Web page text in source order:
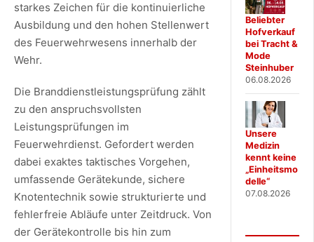
starkes Zeichen für die kontinuierliche
Ausbildung und den hohen Stellenwert
des Feuerwehrwesens innerhalb der
Wehr.
Die Branddienstleistungsprüfung zählt
zu den anspruchsvollsten
Leistungsprüfungen im
Feuerwehrdienst. Gefordert werden
dabei exaktes taktisches Vorgehen,
umfassende Gerätekunde, sichere
Knotentechnik sowie strukturierte und
fehlerfreie Abläufe unter Zeitdruck. Von
der Gerätekontrolle bis hin zum
Beliebter
Hofverkauf
bei Tracht &
Mode
Steinhuber
06.08.2026
Unsere
Medizin
kennt keine
„Einheitsmo
delle“
07.08.2026